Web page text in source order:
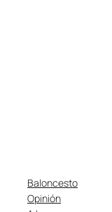
Baloncesto
Opinión